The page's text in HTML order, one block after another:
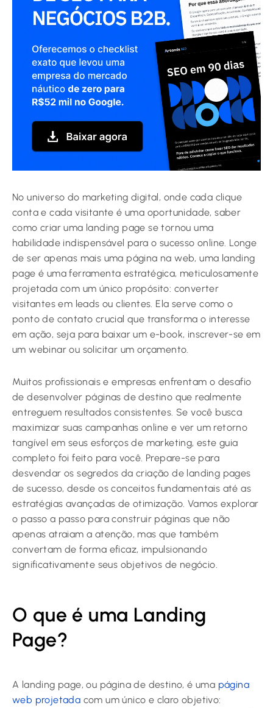
No universo do marketing digital, onde cada clique
conta e cada visitante é uma oportunidade, saber
como criar uma landing page se tornou uma
habilidade indispensável para o sucesso online. Longe
de ser apenas mais uma página na web, uma landing
page é uma ferramenta estratégica, meticulosamente
projetada com um único propósito: converter
visitantes em leads ou clientes. Ela serve como o
ponto de contato crucial que transforma o interesse
em ação, seja para baixar um e-book, inscrever-se em
um webinar ou solicitar um orçamento.
Muitos profissionais e empresas enfrentam o desafio
de desenvolver páginas de destino que realmente
entreguem resultados consistentes. Se você busca
maximizar suas campanhas online e ver um retorno
tangível em seus esforços de marketing, este guia
completo foi feito para você. Prepare-se para
desvendar os segredos da criação de landing pages
de sucesso, desde os conceitos fundamentais até as
estratégias avançadas de otimização. Vamos explorar
o passo a passo para construir páginas que não
apenas atraiam a atenção, mas que também
convertam de forma eficaz, impulsionando
significativamente seus objetivos de negócio.
O que é uma Landing
Page?
A landing page, ou página de destino, é uma página
web projetada com um único e claro objetivo: